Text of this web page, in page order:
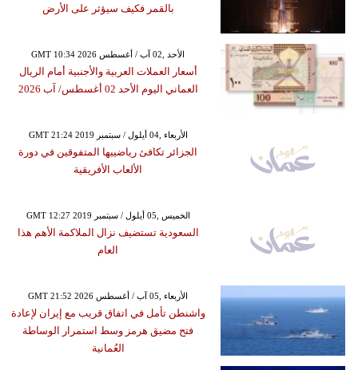
بالقمر فكيف سيؤثر على الأرض
GMT 10:34 2026 الأحد ,02 آب / أغسطس
أسعار العملات العربية والأجنبية أمام الريال
العماني اليوم الأحد 02 أغسطس/ آب 2026
GMT 21:24 2019 الأربعاء ,04 أيلول / سبتمبر
الجزائر تكافئ رياضييها المتفوقين في دورة
الألعاب الأفريقية
GMT 12:27 2019 الخميس ,05 أيلول / سبتمبر
السعودية تستضيف نزال الملاكمة الأهم هذا
العام
GMT 21:52 2026 الأربعاء ,05 آب / أغسطس
واشنطن تأمل في اتفاق قريب مع إيران لإعادة
فتح مضيق هرمز وسط استمرار الوساطة
العُمانية